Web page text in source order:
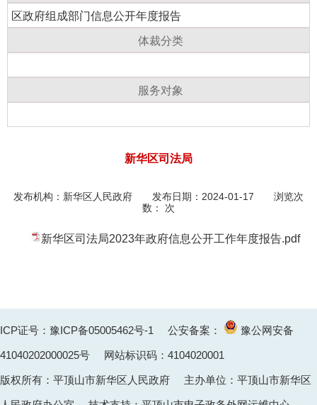
区政府组成部门信息公开年度报告
体裁分类
服务对象
新华区司法局
发布机构： 新华区人民政府 发布日期：2024-01-17 浏览次
数：
次
新华区司法局2023年政府信息公开工作年度报告.pdf
ICP证号：豫ICP备05005462号-1 公安备案： 豫公网安备
41040202000025号 网站标识码：4104020001
版权所有：平顶山市新华区人民政府 主办单位：平顶山市新华区